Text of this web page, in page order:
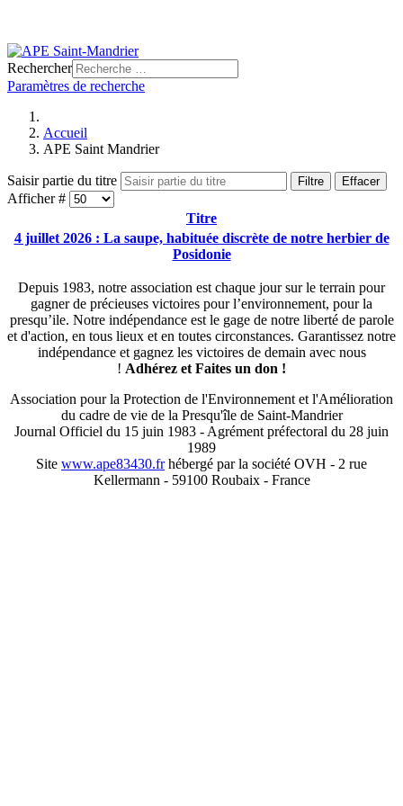
Rechercher
Paramètres de recherche
Accueil
APE Saint Mandrier
Saisir partie du titre Filtre Effacer
Afficher #
Titre
4 juillet 2026 : La saupe, habituée discrète de notre herbier de
Posidonie
Depuis 1983, notre association est chaque jour sur le terrain pour
gagner de précieuses victoires pour l’environnement, pour la
presqu’ile. Notre indépendance est le gage de notre liberté de parole
et d'action, en tous lieux et en toutes circonstances. Garantissez notre
indépendance et gagnez les victoires de demain avec nous
! Adhérez et Faites un don !
Association pour la Protection de l'Environnement et l'Amélioration
du cadre de vie de la Presqu'île de Saint-Mandrier
Journal Officiel du 15 juin 1983 - Agrément préfectoral du 28 juin
1989
Site www.ape83430.frhébergé par la société OVH - 2 rue
Kellermann - 59100 Roubaix - France